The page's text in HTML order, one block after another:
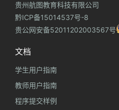
贵州航图教育科技有限公司
黔ICP备15014537号-8
贵公网安备52011202003567号
文档
学生用户指南
教师用户指南
程序提交样例